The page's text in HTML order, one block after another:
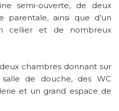
semi-ouverte, de deux
parentale, ainsi que d’un
cellier et de nombreux
chambres donnant sur
de douche, des WC
et un grand espace de